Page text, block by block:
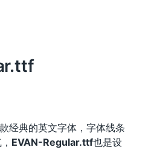
经典的英文字体，字体线条
EVAN-Regular.ttf也是设